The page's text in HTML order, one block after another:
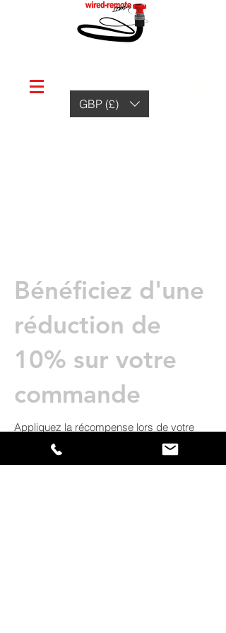
GBP (£)
Bénéficiez d'une
réduction de
10% sur votre
commande
Appliquez la récompense lors de votre
première commande.